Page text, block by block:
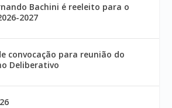
Bachini é reeleito para o
2027
convocação para reunião do
Deliberativo